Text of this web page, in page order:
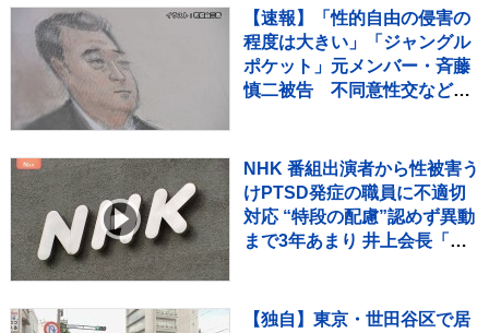
【速報】「性的自由の侵害の
程度は大きい」「ジャングル
ポケット」元メンバー・斉藤
慎二被告 不同意性交などの
NHK 番組出演者から性被害う
けPTSD発症の職員に不適切
対応 “特段の配慮”認めず異動
まで3年あまり 井上会長「対
【独自】東京・世田谷区で居